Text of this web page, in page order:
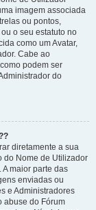
imagem associada
ou pontos,
o seu estatuto no
como um Avatar,
Cabe ao
podem ser
do
diretamente a sua
do Nome de Utilizador
maior parte das
enviadas ou
e Administradores
abuse do Fórum